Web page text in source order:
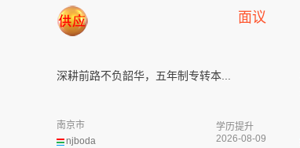
面议
深耕前路不负韶华，五年制专转本...
njboda
南京市
学历提升
2026-08-09